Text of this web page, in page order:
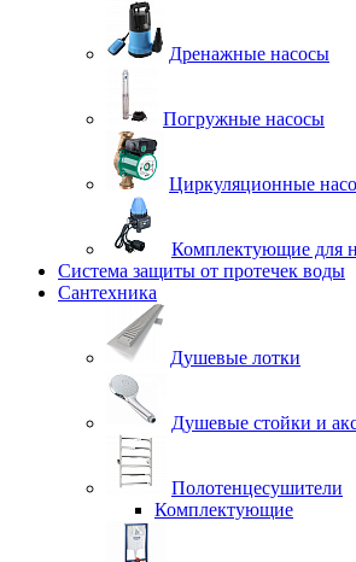
Дренажные насосы
Погружные насосы
Циркуляционные
Комплектующие для
Система защиты от протечек воды
Сантехника
Душевые лотки
Душевые стойки и
Полотенцесушители
Комплектующие